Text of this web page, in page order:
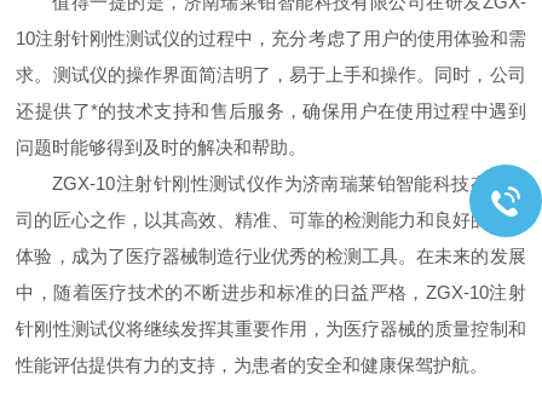
10注射针刚性测试仪的过程中，充分考虑了用户的使用体验和需
求。测试仪的操作界面简洁明了，易于上手和操作。同时，公司
还提供了*的技术支持和售后服务，确保用户在使用过程中遇到
问题时能够得到及时的解决和帮助。
ZGX-10注射针刚性测试仪作为济南瑞莱铂智能科技有限公
司的匠心之作，以其高效、精准、可靠的检测能力和良好的用户
体验，成为了医疗器械制造行业优秀的检测工具。在未来的发展
中，随着医疗技术的不断进步和标准的日益严格，ZGX-10注射
针刚性测试仪将继续发挥其重要作用，为医疗器械的质量控制和
性能评估提供有力的支持，为患者的安全和健康保驾护航。